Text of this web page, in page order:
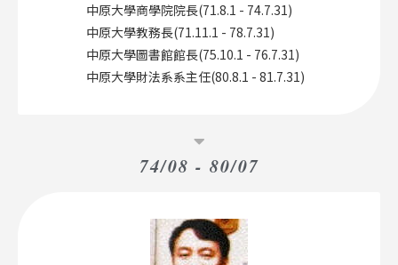
中原大學商學院院長(71.8.1 - 74.7.31)
中原大學教務長(71.11.1 - 78.7.31)
中原大學圖書館館長(75.10.1 - 76.7.31)
中原大學財法系系主任(80.8.1 - 81.7.31)​
74/08 - 80/07